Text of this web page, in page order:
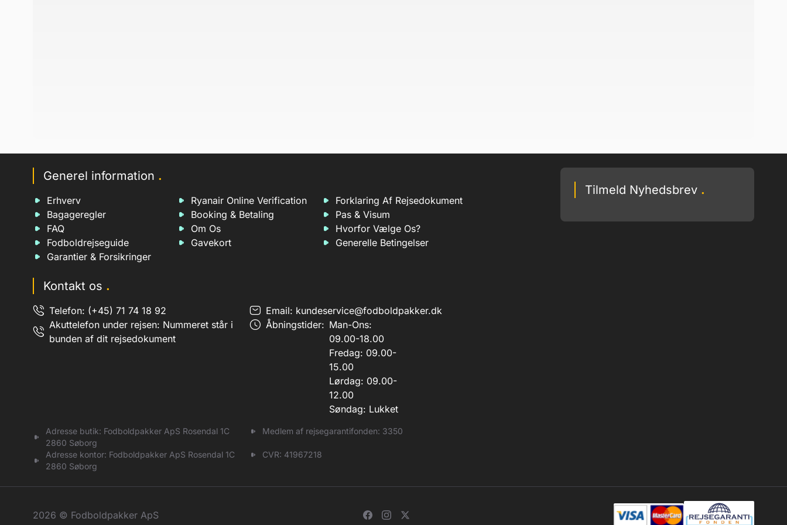
Generel information .
Erhverv Ryanair Online Verification
Forklaring Af Rejsedokument
Bagageregler
Booking & Betaling
Pas & Visum
FAQ
Om Os
Hvorfor Vælge Os?
Fodboldrejseguide
Gavekort
Generelle Betingelser
Garantier & Forsikringer
Kontakt os .
Telefon: (+45) 71 74 18 92 Email: kundeservice@fodboldpakker.dk
Akuttelefon under rejsen: Nummeret står i
bunden af dit rejsedokument
Åbningstider: Man-Ons:
09.00-18.00
Fredag: 09.00-
15.00
Lørdag: 09.00-
12.00
Søndag: Lukket
Adresse butik: Fodboldpakker ApS Rosendal 1C
2860 Søborg
Medlem af rejsegarantifonden: 3350
Adresse kontor: Fodboldpakker ApS Rosendal 1C
2860 Søborg
CVR: 41967218
Tilmeld Nyhedsbrev .
2026 © Fodboldpakker ApS